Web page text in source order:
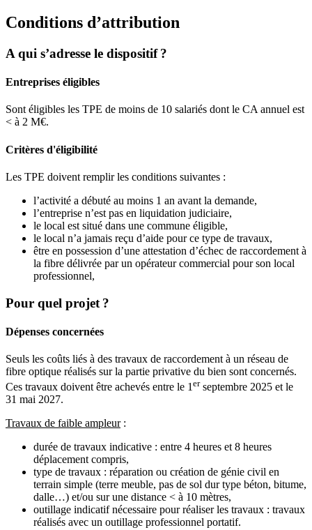
Conditions d’attribution
A qui s’adresse le dispositif ?
Entreprises éligibles
Sont éligibles les TPE de moins de 10 salariés dont le CA annuel est
< à 2 M€.
Critères d'éligibilité
Les TPE doivent remplir les conditions suivantes :
l’activité a débuté au moins 1 an avant la demande,
l’entreprise n’est pas en liquidation judiciaire,
le local est situé dans une commune éligible,
le local n’a jamais reçu d’aide pour ce type de travaux,
être en possession d’une attestation d’échec de raccordement à
la fibre délivrée par un opérateur commercial pour son local
professionnel,
Pour quel projet ?
Dépenses concernées
Seuls les coûts liés à des travaux de raccordement à un réseau de
fibre optique réalisés sur la partie privative du bien sont concernés.
Ces travaux doivent être achevés entre le 1erseptembre 2025 et le
31 mai 2027.
Travaux de faible ampleur:
durée de travaux indicative : entre 4 heures et 8 heures
déplacement compris,
type de travaux : réparation ou création de génie civil en
terrain simple (terre meuble, pas de sol dur type béton, bitume,
dalle…) et/ou sur une distance < à 10 mètres,
outillage indicatif nécessaire pour réaliser les travaux : travaux
réalisés avec un outillage professionnel portatif.